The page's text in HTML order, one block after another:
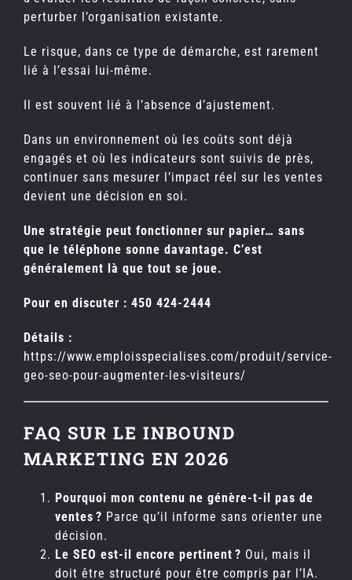
perturber l’organisation existante.
Le risque, dans ce type de démarche, est rarement
lié à l’essai lui-même.
Il est souvent lié à l’absence d’ajustement.
Dans un environnement où les coûts sont déjà
engagés et où les indicateurs sont suivis de près,
continuer sans mesurer l’impact réel sur les ventes
devient une décision en soi.
Une stratégie peut fonctionner sur papier… sans
que le téléphone sonne davantage. C’est
généralement là que tout se joue.
Pour en discuter : 450 424-2444
Détails :
https://www.emploisspecialises.com/produit/service-
geo-seo-pour-augmenter-les-visiteurs/
FAQ SUR LE INBOUND
MARKETING EN 2026
Pourquoi mon contenu ne génère-t-il pas de
ventes ? Parce qu’il informe sans orienter une
décision.
Le SEO est-il encore pertinent ? Oui, mais il
doit être structuré pour être compris par l’IA.